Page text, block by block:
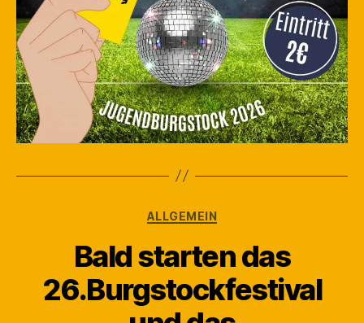
Kategorien
ALLGEMEIN
Bald starten das
26.Burgstockfestival